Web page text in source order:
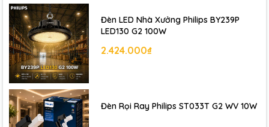
Đèn LED Nhà Xưởng Philips BY239P
LED130 G2 100W
2.424.000₫
Đèn Rọi Ray Philips ST033T G2 WV 10W